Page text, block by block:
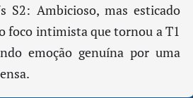
S2: Ambicioso, mas esticado
foco intimista que tornou a T1
emoção genuína por uma